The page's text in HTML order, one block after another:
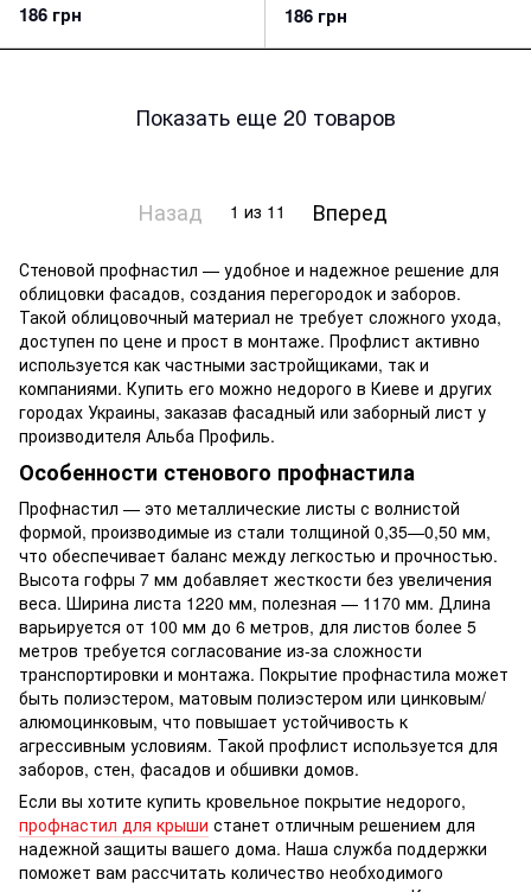
186 грн 186 грн
Показать еще 20 товаров
Назад 1 из 11 Вперед
Стеновой профнастил — удобное и надежное решение для
облицовки фасадов, создания перегородок и заборов.
Такой облицовочный материал не требует сложного ухода,
доступен по цене и прост в монтаже. Профлист активно
используется как частными застройщиками, так и
компаниями. Купить его можно недорого в Киеве и других
городах Украины, заказав фасадный или заборный лист у
производителя Альба Профиль.
Особенности стенового профнастила
Профнастил — это металлические листы с волнистой
формой, производимые из стали толщиной 0,35—0,50 мм,
что обеспечивает баланс между легкостью и прочностью.
Высота гофры 7 мм добавляет жесткости без увеличения
веса. Ширина листа 1220 мм, полезная — 1170 мм. Длина
варьируется от 100 мм до 6 метров, для листов более 5
метров требуется согласование из-за сложности
транспортировки и монтажа. Покрытие профнастила может
быть полиэстером, матовым полиэстером или цинковым/
алюмоцинковым, что повышает устойчивость к
агрессивным условиям. Такой профлист используется для
заборов, стен, фасадов и обшивки домов.
Если вы хотите купить кровельное покрытие недорого,
профнастил для крыши станет отличным решением для
надежной защиты вашего дома. Наша служба поддержки
поможет вам рассчитать количество необходимого